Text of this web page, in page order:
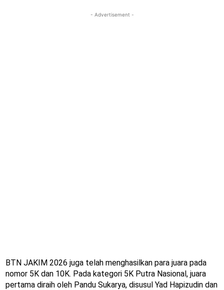
- Advertisement -
BTN JAKIM 2026 juga telah menghasilkan para juara pada
nomor 5K dan 10K. Pada kategori 5K Putra Nasional, juara
pertama diraih oleh Pandu Sukarya, disusul Yad Hapizudin dan